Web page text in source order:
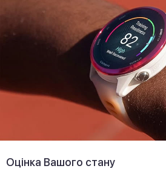
Оцінка Вашого стану